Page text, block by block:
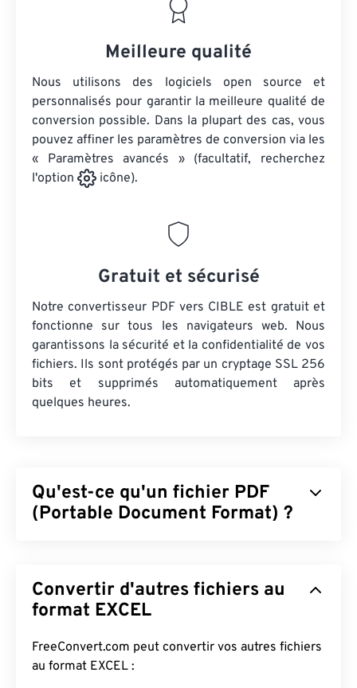
Meilleure qualité
Nous utilisons des logiciels open source et
personnalisés pour garantir la meilleure qualité de
conversion possible. Dans la plupart des cas, vous
pouvez affiner les paramètres de conversion via les
« Paramètres avancés » (facultatif, recherchez
l'option
icône).
Gratuit et sécurisé
Notre convertisseur PDF vers CIBLE est gratuit et
fonctionne sur tous les navigateurs web. Nous
garantissons la sécurité et la confidentialité de vos
fichiers. Ils sont protégés par un cryptage SSL 256
bits et supprimés automatiquement après
quelques heures.
Qu'est-ce qu'un fichier PDF
(Portable Document Format) ?
caractéristiques des documents texte et des
images graphiques, ce qui en fait l'un des formats
réside dans sa capacité à préserver la mise en
forme originale des documents. Les fichiers PDF
Convertir d'autres fichiers au
format EXCEL
FreeConvert.com peut convertir vos autres fichiers
au format EXCEL :